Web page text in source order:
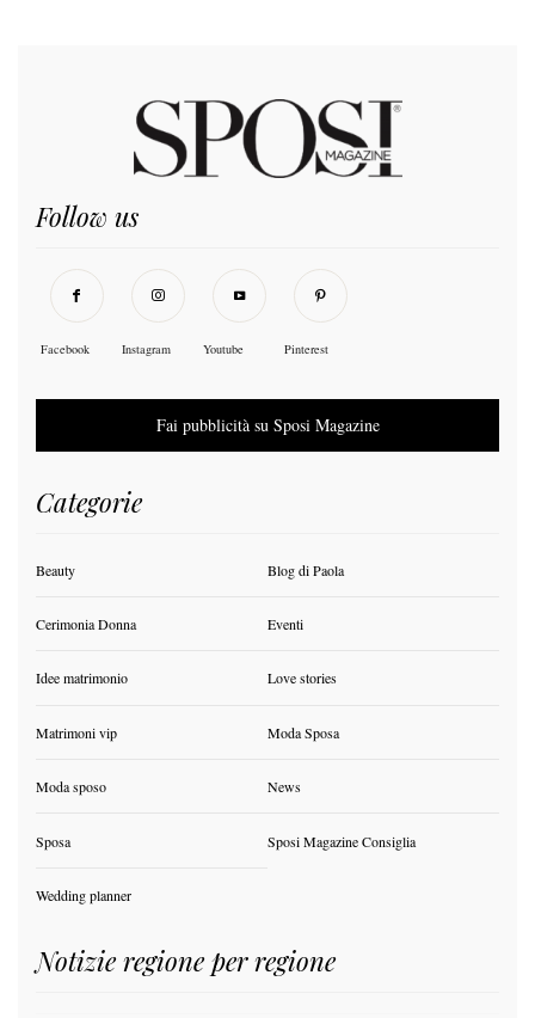
Follow us
Facebook Instagram Youtube Pinterest
Fai pubblicità su Sposi Magazine
Categorie
Beauty Blog di Paola
Cerimonia Donna Eventi
Idee matrimonio Love stories
Matrimoni vip Moda Sposa
Moda sposo News
Sposa Sposi Magazine Consiglia
Wedding planner
Notizie regione per regione